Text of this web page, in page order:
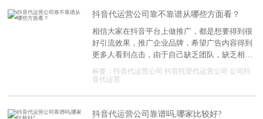
抖音代运营公司靠不靠谱从哪些方面看？
相信大家在抖音平台上做推广，都是想要得到很
好引流效果，推广企业品牌，希望广告内容得到
更多人看到点击，由于自己缺乏团队，缺乏相关
的运营技术人员，担心广告费打水漂，那么不用
过于担心，找个专业、靠谱的抖音代运营公司托
标签： 抖音代运营公司 抖音托管代运营公司 公司抖
音代运营
抖音代运营公司靠谱吗,哪家比较好?